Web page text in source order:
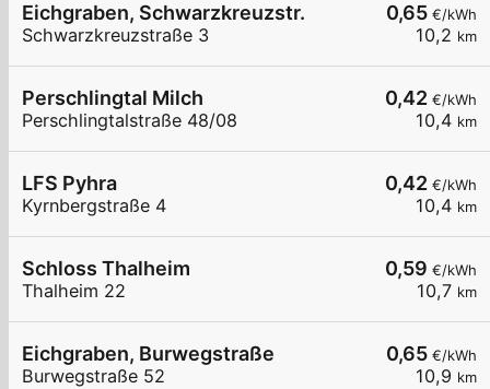
0,65 €/kWh
10,2 km
Eichgraben, Schwarzkreuzstr.
Schwarzkreuzstraße 3
0,42 €/kWh
10,4 km
Perschlingtal Milch
Perschlingtalstraße 48/08
0,42 €/kWh
10,4 km
LFS Pyhra
Kyrnbergstraße 4
0,59 €/kWh
10,7 km
Schloss Thalheim
Thalheim 22
0,65 €/kWh
10,9 km
Eichgraben, Burwegstraße
Burwegstraße 52